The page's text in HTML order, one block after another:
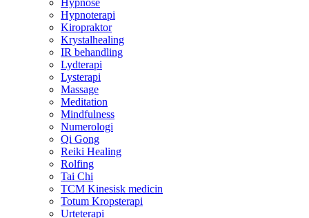
Hypnose
Hypnoterapi
Kiropraktor
Krystalhealing
IR behandling
Lydterapi
Lysterapi
Massage
Meditation
Mindfulness
Numerologi
Qi Gong
Reiki Healing
Rolfing
Tai Chi
TCM Kinesisk medicin
Totum Kropsterapi
Urteterapi